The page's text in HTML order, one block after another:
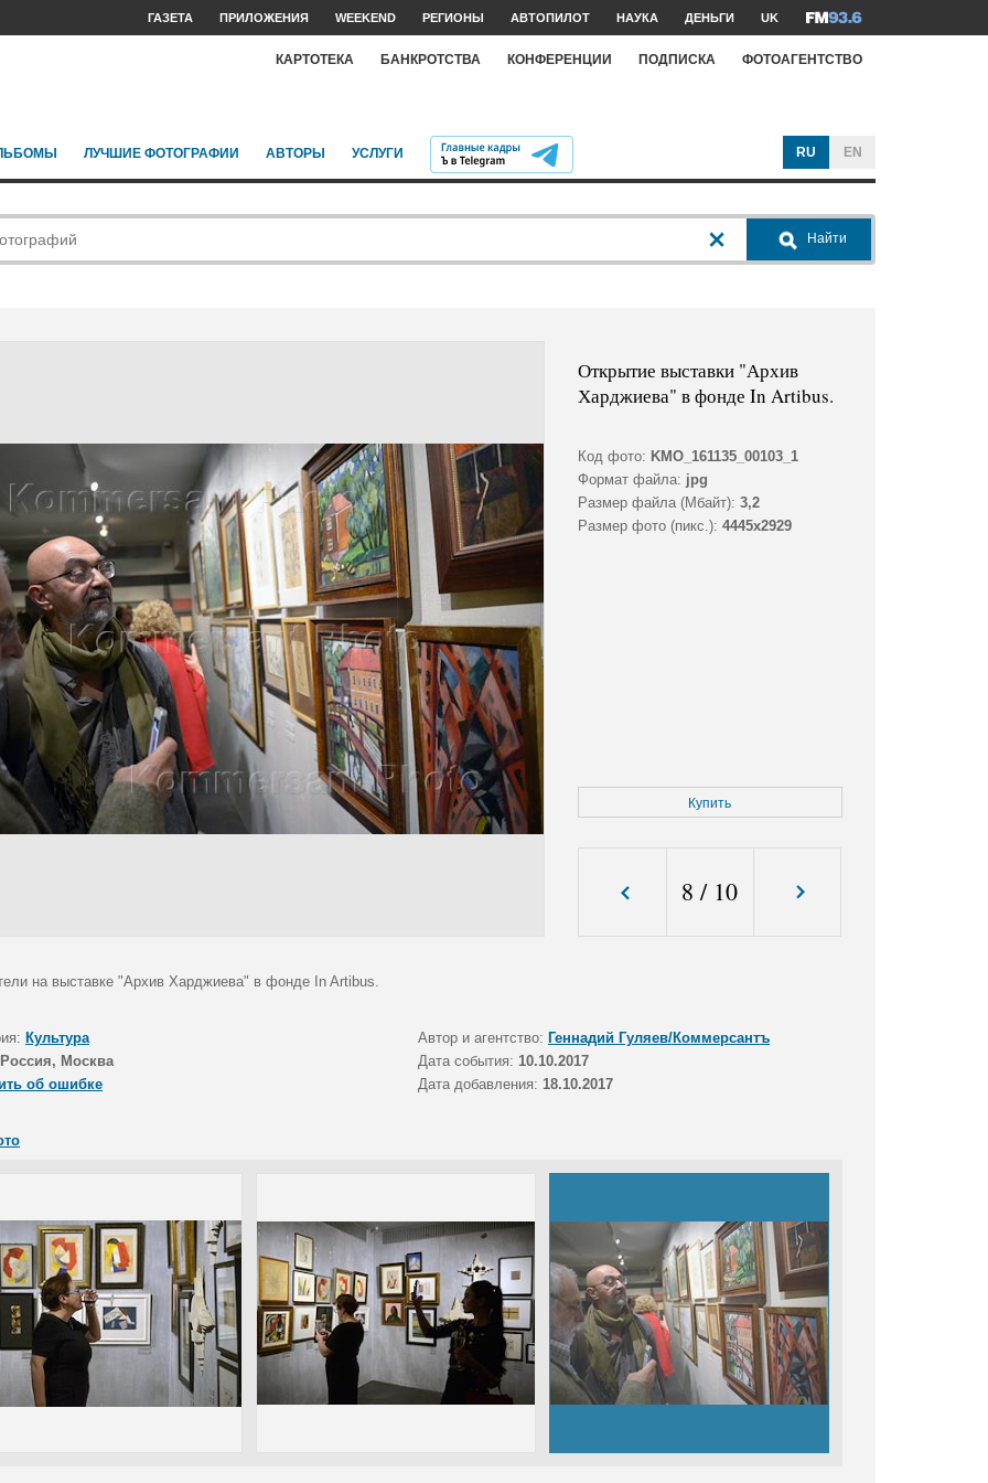
ГАЗЕТА ПРИЛОЖЕНИЯ WEEKEND РЕГИОНЫ АВТОПИЛОТ НАУКА ДЕНЬГИ UK
КАРТОТЕКА БАНКРОТСТВА КОНФЕРЕНЦИИ ПОДПИСКА ФОТОАГЕНТСТВО
ЛУЧШИЕ ФОТОГРАФИИ АВТОРЫ УСЛУГИ RU EN
Найти
Открытие выставки "Архив
Харджиева" в фонде In Artibus.
Код фото: KMO_161135_00103_1
Формат файла: jpg
Размер файла (Мбайт): 3,2
Размер фото (пикс.): 4445x2929
Купить
8 / 10
на выставке "Архив Харджиева" в фонде In Artibus.
Культура Автор и агентство: Геннадий Гуляев/Коммерсантъ
Россия, Москва Дата события: 10.10.2017
об ошибке
Дата добавления: 18.10.2017